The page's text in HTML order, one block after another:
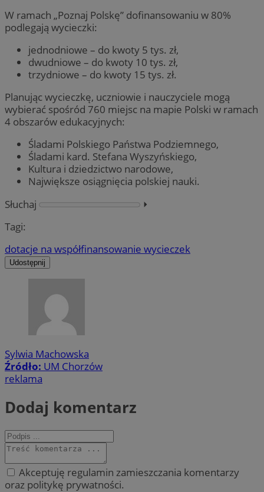
W ramach „Poznaj Polskę” dofinansowaniu w 80%
podlegają wycieczki:
jednodniowe – do kwoty 5 tys. zł,
dwudniowe – do kwoty 10 tys. zł,
trzydniowe – do kwoty 15 tys. zł.
Planując wycieczkę, uczniowie i nauczyciele mogą
wybierać spośród 760 miejsc na mapie Polski w ramach
4 obszarów edukacyjnych:
Śladami Polskiego Państwa Podziemnego,
Śladami kard. Stefana Wyszyńskiego,
Kultura i dziedzictwo narodowe,
Największe osiągnięcia polskiej nauki.
Słuchaj
⏵︎
Tagi:
dotacje na współfinansowanie wycieczek
Udostępnij
Sylwia Machowska
Źródło: UM Chorzów
reklama
Dodaj komentarz
Akceptuję regulamin zamieszczania komentarzy
oraz politykę prywatności.